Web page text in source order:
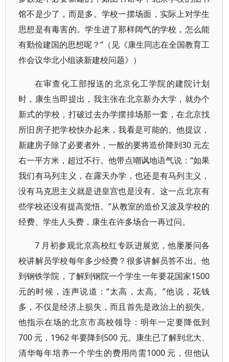
馆不是少了，而是多。学校一摆场面，实际上对学生
思想是有毒害的。学生进了那样阔气的学校，怎么能
有勤俭建国的思想呢？”（见《康生同志在全国教育工
作会议华北小组谈新建校问题》）
在审查化工部报送的北京化工学院的建院计划
时，康生当即提出，我主张在北京新办大学，就办个
新式的学校，打破过去办学摆排场那一套，在北京找
所旧房子把学校快办起来，我看是可能的。他提议，
新建房子除了必要者外，一般的要将造价降到30 元左
右一平方米，超过不行。他带点嘲讽地语气说：“如果
我们有马列主义，在露天办学，也还是有马列主义，
没有马克思主义就是进皇宫也是没有。这一点北京有
些学校还没有提高觉悟。”从教室的造价又波及学校的
经费、学生人头费，康生在许多场合一再过问。
7 月初参观北京高校红专跃进展览，他屡屡问各
校讲解员学校每年多少经费？很多讲解员答不出。他
到钢铁学院，了解到钢院一个学生一年要花国家1500
元的时候，连声说道：“太高，太高。”他说，花钱
多，不仅是经济上损失，而且首先是政治上的损失。
他指示在场的北京市高校领导：明年一定要降低到
700 元，1962 年要降到500 元。康生已了解到北大、
清华每年培养一个学生的费用尚需1000 元，但他认